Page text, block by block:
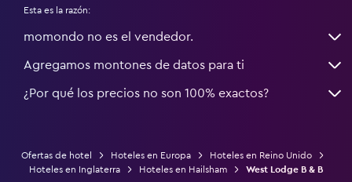
Esta es la razón:
momondo no es el vendedor.
Agregamos montones de datos para ti
¿Por qué los precios no son 100% exactos?
Ofertas de hotel Hoteles en Europa
Hoteles en Reino Unido
Hoteles en Inglaterra
Hoteles en Hailsham West Lodge B & B